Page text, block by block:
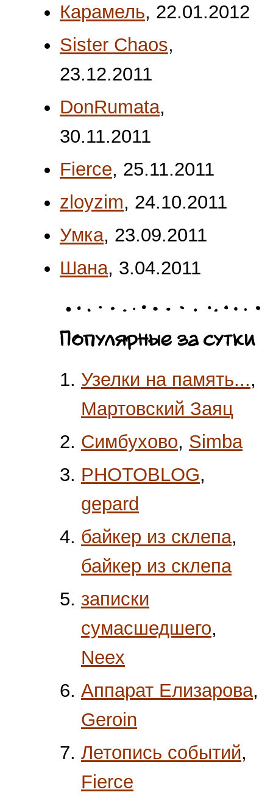
Карамель, 22.01.2012
Sister Chaos,
23.12.2011
DonRumata,
30.11.2011
Fierce, 25.11.2011
zloyzim, 24.10.2011
Умка, 23.09.2011
Шана, 3.04.2011
Популярные за сутки
Узелки на память...,
Мартовский Заяц
Симбухово, Simba
PHOTOBLOG,
gepard
байкeр из склепа,
байкeр из склепа
записки
сумасшедшего,
Neex
Аппарат Елизарова,
Geroin
Летопись событий,
Fierce